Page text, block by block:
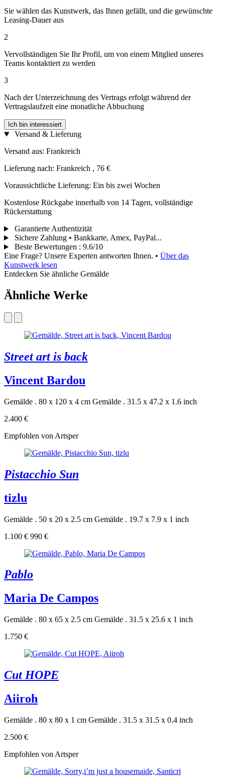
Sie wählen das Kunstwerk, das Ihnen gefällt, und die gewünschte
Leasing-Dauer aus
2
Vervollständigen Sie Ihr Profil, um von einem Mitglied unseres
Teams kontaktiert zu werden
3
Nach der Unterzeichnung des Vertrags erfolgt während der
Vertragslaufzeit eine monatliche Abbuchung
Ich bin interessiert
Versand & Lieferung
Versand aus: Frankreich
Lieferung nach: Frankreich , 76 €
Voraussichtliche Lieferung: Ein bis zwei Wochen
Kostenlose Rückgabe innerhalb von 14 Tagen, vollständige
Rückerstattung
Garantierte Authentizität
Sichere Zahlung • Bankkarte, Amex, PayPal...
Beste Bewertungen : 9.6/10
Eine Frage? Unsere Experten antworten Ihnen. • Über das
Kunstwerk lesen
Entdecken Sie ähnliche Gemälde
Ähnliche Werke
Street art is back
Vincent Bardou
Gemälde . 80 x 120 x 4 cm Gemälde . 31.5 x 47.2 x 1.6 inch
2.400 €
Empfohlen von Artsper
Pistacchio Sun
tizlu
Gemälde . 50 x 20 x 2.5 cm Gemälde . 19.7 x 7.9 x 1 inch
1.100 € 990 €
Pablo
Maria De Campos
Gemälde . 80 x 65 x 2.5 cm Gemälde . 31.5 x 25.6 x 1 inch
1.750 €
Cut HOPE
Aiiroh
Gemälde . 80 x 80 x 1 cm Gemälde . 31.5 x 31.5 x 0.4 inch
2.500 €
Empfohlen von Artsper